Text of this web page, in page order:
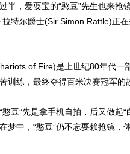
，爱耍宝的“憨豆”先生也来抢
特尔爵士(Sir Simon Rattle)正
of Fire)是上世纪80年代一
训练，最终夺得百米决赛冠军的
”先是拿手机自拍，后又做起“
梦中，“憨豆”仍不忘耍赖抢镜